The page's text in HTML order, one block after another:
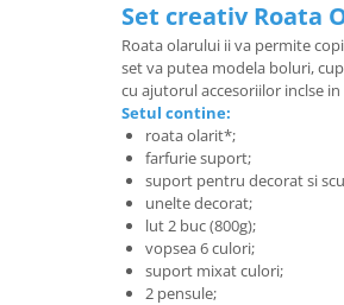
Set creativ Roata
Roata olarului ii va permite
set va putea modela boluri,
cu ajutorul accesoriilor inclse
Setul contine:
roata olarit*;
farfurie suport;
suport pentru decorat si
unelte decorat;
lut 2 buc (800g);
vopsea 6 culori;
suport mixat culori;
2 pensule;